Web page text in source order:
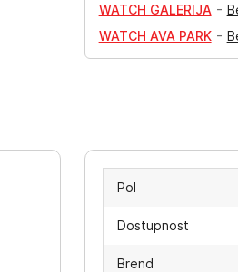
WATCH GALERIJA-
WATCH AVA PARK-
Pol
Dostupnost
Brend